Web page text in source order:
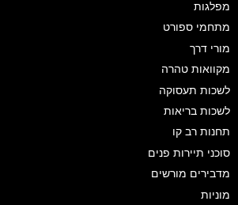
מפלגות
מתחמי ספורט
מורי דרך
מקוואות טהרה
לשכות תעסוקה
לשכות בריאות
תחנות רב קו
סוכני תיירות פנים
מדבירים מורשים
מוניות